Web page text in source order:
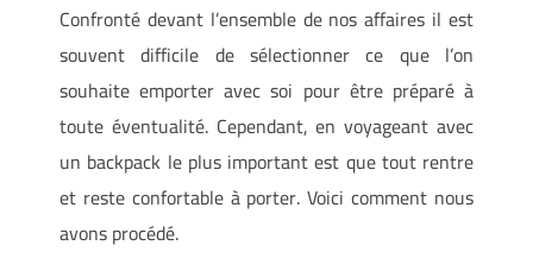
Confronté devant l’ensemble de nos affaires il est
souvent difficile de sélectionner ce que l’on
souhaite emporter avec soi pour être préparé à
toute éventualité. Cependant, en voyageant avec
un backpack le plus important est que tout rentre
et reste confortable à porter. Voici comment nous
avons procédé.